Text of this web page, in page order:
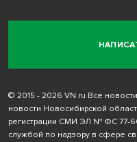
© 2015 - 2026 VN.ru Все
новости Новосибирской
регистрации СМИ ЭЛ № ФС 77-
службой по надзору в сфере